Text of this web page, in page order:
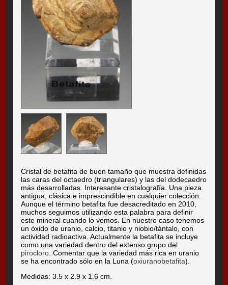
Cristal de betafita de buen tamaño que muestra definidas
las caras del octaedro (triangulares) y las del dodecaedro
más desarrolladas. Interesante cristalografía. Una pieza
antigua, clásica e imprescindible en cualquier colección.
Aunque el término betafita fue desacreditado en 2010,
muchos seguimos utilizando esta palabra para definir
este mineral cuando lo vemos. En nuestro caso tenemos
un óxido de uranio, calcio, titanio y niobio/tántalo, con
actividad radioactiva. Actualmente la betafita se incluye
como una variedad dentro del extenso grupo del
pirocloro . Comentar que la variedad más rica en uranio
se ha encontrado sólo en la Luna (oxiuranobetafita).
Medidas: 3.5 x 2.9 x 1.6 cm.